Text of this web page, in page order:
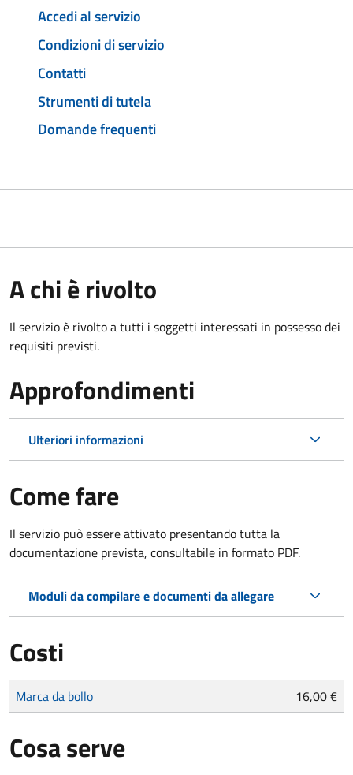
Accedi al servizio
Condizioni di servizio
Contatti
Strumenti di tutela
Domande frequenti
A chi è rivolto
Il servizio è rivolto a tutti i soggetti interessati in possesso dei
requisiti previsti.
Approfondimenti
Ulteriori informazioni
Come fare
Il servizio può essere attivato presentando tutta la
documentazione prevista, consultabile in formato PDF.
Moduli da compilare e documenti da allegare
Costi
Tipo di pagamento
Importo
Marca da bollo 16,00 €
Cosa serve